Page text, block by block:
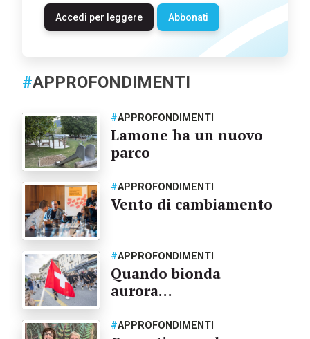
Accedi per leggere Abbonati
#APPROFONDIMENTI
#APPROFONDIMENTI
Lamone ha un nuovo
parco
#APPROFONDIMENTI
Vento di cambiamento
#APPROFONDIMENTI
Quando bionda
aurora…
#APPROFONDIMENTI